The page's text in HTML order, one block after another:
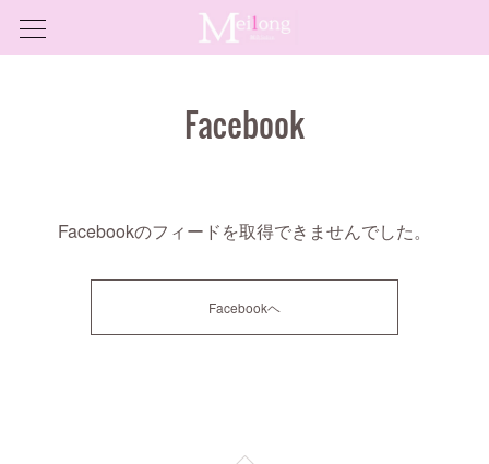
Facebook
Facebookのフィードを取得できませんでした。
Facebookヘ